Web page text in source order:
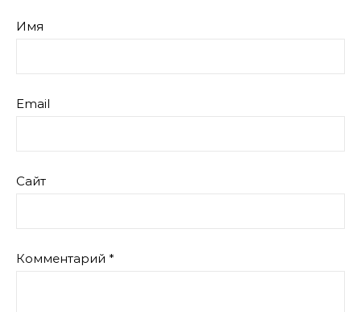
Имя
Email
Сайт
Комментарий *